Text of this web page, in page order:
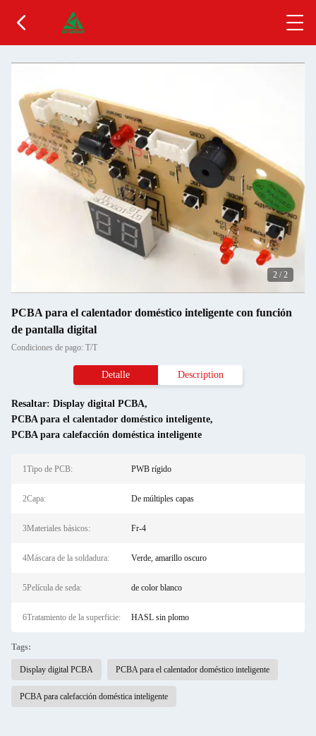
2 /2
PCBA para el calentador doméstico inteligente con función
de pantalla digital
Condiciones de pago: T/T
Detalle Description
Resaltar: Display digital PCBA,
PCBA para el calentador doméstico inteligente,
PCBA para calefacción doméstica inteligente
1Tipo de PCB: PWB rígido
2Capa: De múltiples capas
3Materiales básicos: Fr-4
4Máscara de la soldadura: Verde, amarillo oscuro
5Película de seda: de color blanco
6Tratamiento de la superficie: HASL sin plomo
Tags:
Display digital PCBA PCBA para el calentador doméstico inteligente
PCBA para calefacción doméstica inteligente